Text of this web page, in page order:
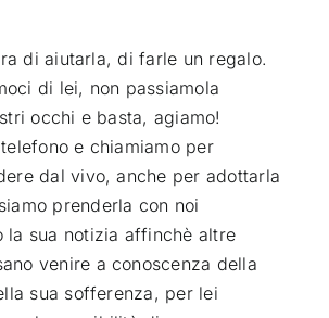
di aiutarla, di farle un regalo.
di lei, non passiamola
occhi e basta, agiamo!
e chiamiamo per
dal vivo, anche per adottarla
prenderla con noi
la sua notizia affinchè altre
venire a conoscenza della
sua sofferenza, per lei